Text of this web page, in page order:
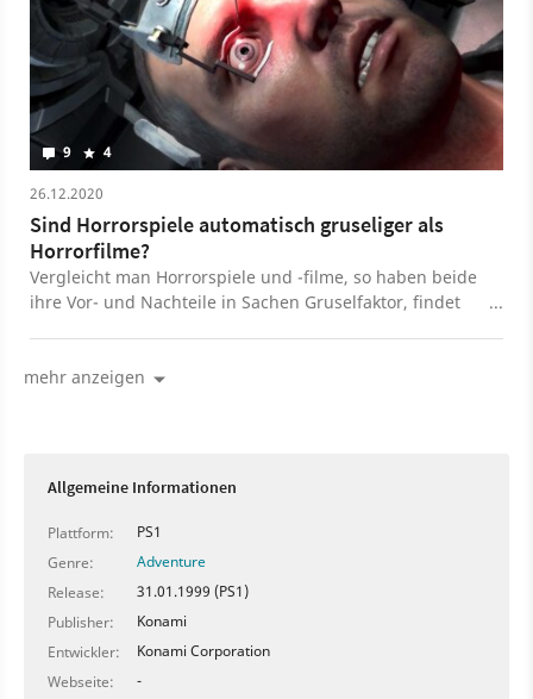
9 4
26.12.2020
Sind Horrorspiele automatisch gruseliger als
Horrorfilme?
Vergleicht man Horrorspiele und -filme, so haben beide
ihre Vor- und Nachteile in Sachen Gruselfaktor, findet
mehr anzeigen
Allgemeine Informationen
Plattform:
PS1
Genre:
Adventure
Release:
31.01.1999 (PS1)
Publisher:
Konami
Entwickler:
Konami Corporation
Webseite:
-